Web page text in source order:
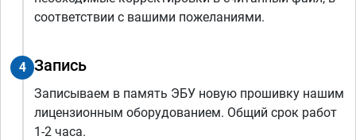
соответствии с вашими пожеланиями.
4 Запись
Записываем в память ЭБУ новую прошивку нашим
лицензионным оборудованием. Общий срок работ
1-2 часа.